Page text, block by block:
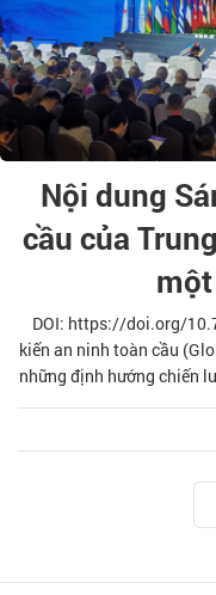
Nội dung
cầu của
DOI: https://doi.org/
kiến an ninh toàn cầu
những định hướng chiến
phân tích quan điểm của
toàn cầu; làm rõ cách
này để mở rộng ảnh